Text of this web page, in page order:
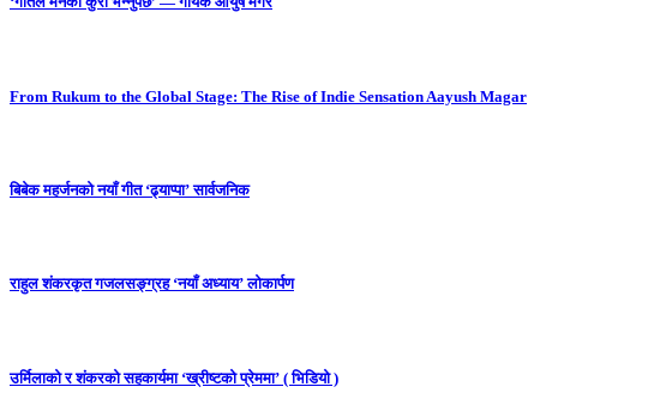
From Rukum to the Global Stage: The Rise of Indie Sensation Aayush Magar
बिबेक महर्जनको नयाँ गीत ‘ढ्याप्पा’ सार्वजनिक
राहुल शंकरकृत गजलसङ्ग्रह ‘नयाँ अध्याय’ लोकार्पण
उर्मिलाको र शंकरको सहकार्यमा ‘ख्रीष्टको प्रेममा’ ( भिडियो )